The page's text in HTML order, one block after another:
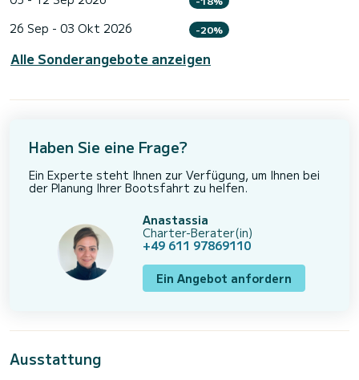
26 Sep - 03 Okt 2026 -20%
Alle Sonderangebote anzeigen
Haben Sie eine Frage?
Ein Experte steht Ihnen zur Verfügung, um Ihnen bei
der Planung Ihrer Bootsfahrt zu helfen.
Anastassia
Charter-Berater(in)
+49 611 97869110
Ein Angebot anfordern
Ausstattung